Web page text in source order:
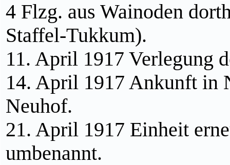
4 Flzg. aus Wainoden
Staffel-Tukkum).
11. April 1917 Verlegung
14. April 1917 Ankunft in
Neuhof.
21. April 1917 Einheit
umbenannt.